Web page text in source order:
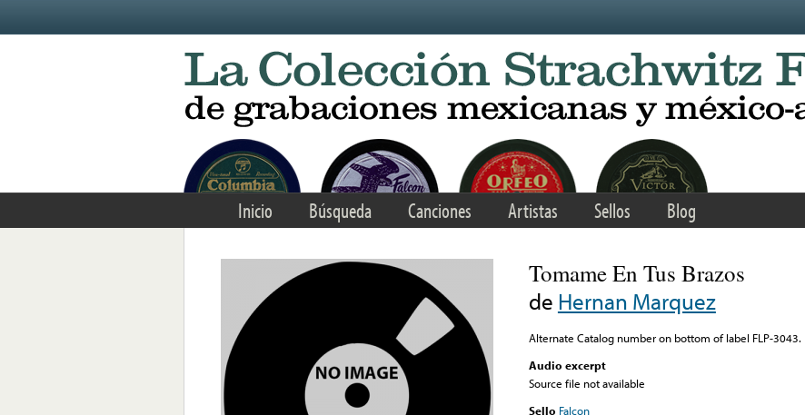
Inicio Búsqueda Canciones Artistas Sellos Blog
Tomame En Tus Brazos
de Hernan Marquez
Alternate Catalog number on bottom of label FLP-3043.
Audio excerpt
Source file not available
Sello Falcon